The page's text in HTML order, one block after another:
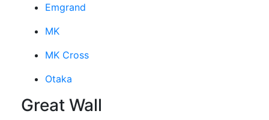
Emgrand
MK
MK Cross
Otaka
Great Wall